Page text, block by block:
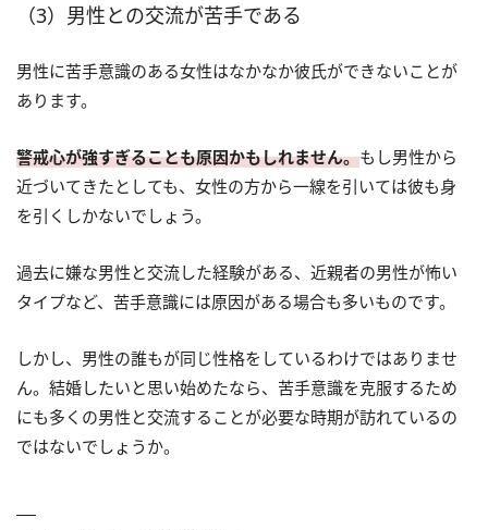
（3）男性との交流が苦手である
男性に苦手意識のある女性はなかなか彼氏ができないことが
あります。
警戒心が強すぎることも原因かもしれません。もし男性から
近づいてきたとしても、女性の方から一線を引いては彼も身
を引くしかないでしょう。
過去に嫌な男性と交流した経験がある、近親者の男性が怖い
タイプなど、苦手意識には原因がある場合も多いものです。
しかし、男性の誰もが同じ性格をしているわけではありませ
ん。結婚したいと思い始めたなら、苦手意識を克服するため
にも多くの男性と交流することが必要な時期が訪れているの
ではないでしょうか。